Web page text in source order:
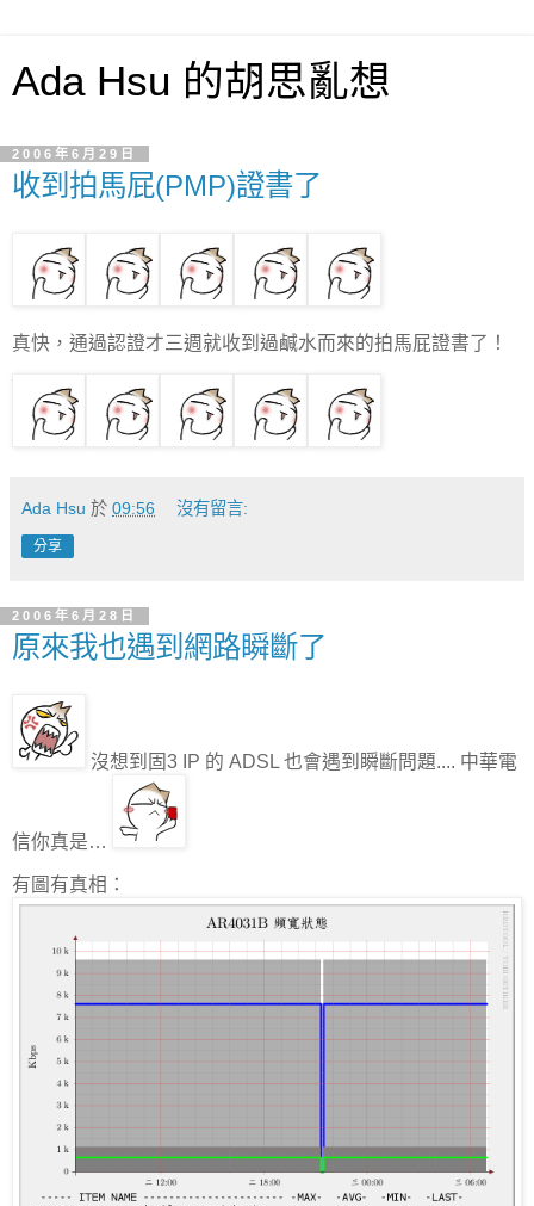
Ada Hsu 的胡思亂想
2006年6月29日
收到拍馬屁(PMP)證書了
真快，通過認證才三週就收到過鹹水而來的拍馬屁證書了！
Ada Hsu 於 09:56 沒有留言:
分享
2006年6月28日
原來我也遇到網路瞬斷了
沒想到固3 IP 的 ADSL 也會遇到瞬斷問題.... 中華電
信你真是…
有圖有真相：